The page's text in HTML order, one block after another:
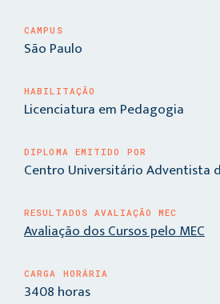
CAMPUS
São Paulo
HABILITAÇÃO
Licenciatura em Pedagogia
DIPLOMA EMITIDO POR
Centro Universitário Adventista
RESULTADOS AVALIAÇÃO MEC
Avaliação dos Cursos pelo MEC
CARGA HORÁRIA
3408 horas